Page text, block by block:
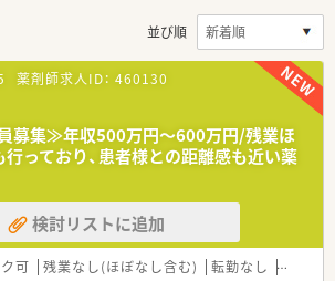
並び順
薬剤師求人ID： 460130
員募集≫年収500万円～600万円/残業ほ
っており、患者様との距離感も近い薬
検討リストに追加
可 残業なし(ほぼなし含む) 転勤なし 車通勤